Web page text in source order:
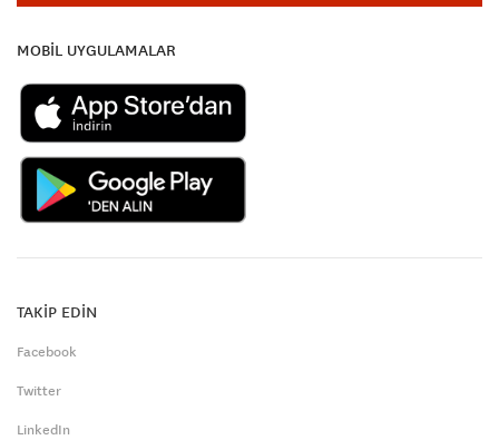
MOBİL UYGULAMALAR
TAKİP EDİN
Facebook
Twitter
LinkedIn